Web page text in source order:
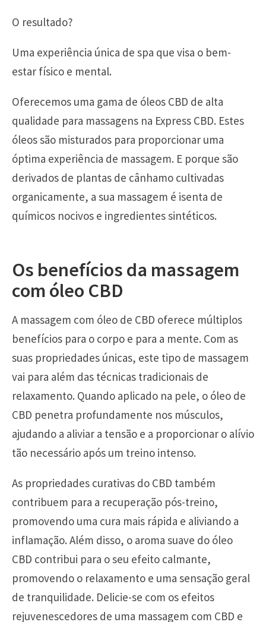
O resultado?
Uma experiência única de spa que visa o bem-
estar físico e mental.
Oferecemos uma gama de óleos CBD de alta
qualidade para massagens na Express CBD. Estes
óleos são misturados para proporcionar uma
óptima experiência de massagem. E porque são
derivados de plantas de cânhamo cultivadas
organicamente, a sua massagem é isenta de
químicos nocivos e ingredientes sintéticos.
Os benefícios da massagem
com óleo CBD
A massagem com óleo de CBD oferece múltiplos
benefícios para o corpo e para a mente. Com as
suas propriedades únicas, este tipo de massagem
vai para além das técnicas tradicionais de
relaxamento. Quando aplicado na pele, o óleo de
CBD penetra profundamente nos músculos,
ajudando a aliviar a tensão e a proporcionar o alívio
tão necessário após um treino intenso.
As propriedades curativas do CBD também
contribuem para a recuperação pós-treino,
promovendo uma cura mais rápida e aliviando a
inflamação. Além disso, o aroma suave do óleo
CBD contribui para o seu efeito calmante,
promovendo o relaxamento e uma sensação geral
de tranquilidade. Delicie-se com os efeitos
rejuvenescedores de uma massagem com CBD e